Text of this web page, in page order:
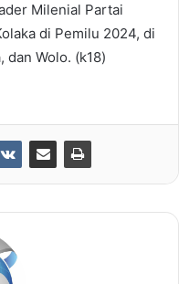
Milenial Partai
di Pemilu 2024, di
dan Wolo. (k18)